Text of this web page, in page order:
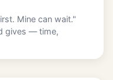
Mine can wait."
gives — time,